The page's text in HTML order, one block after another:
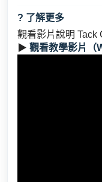
? 了解更多
觀看影片說明 Tack
▶ 觀看教學影片（